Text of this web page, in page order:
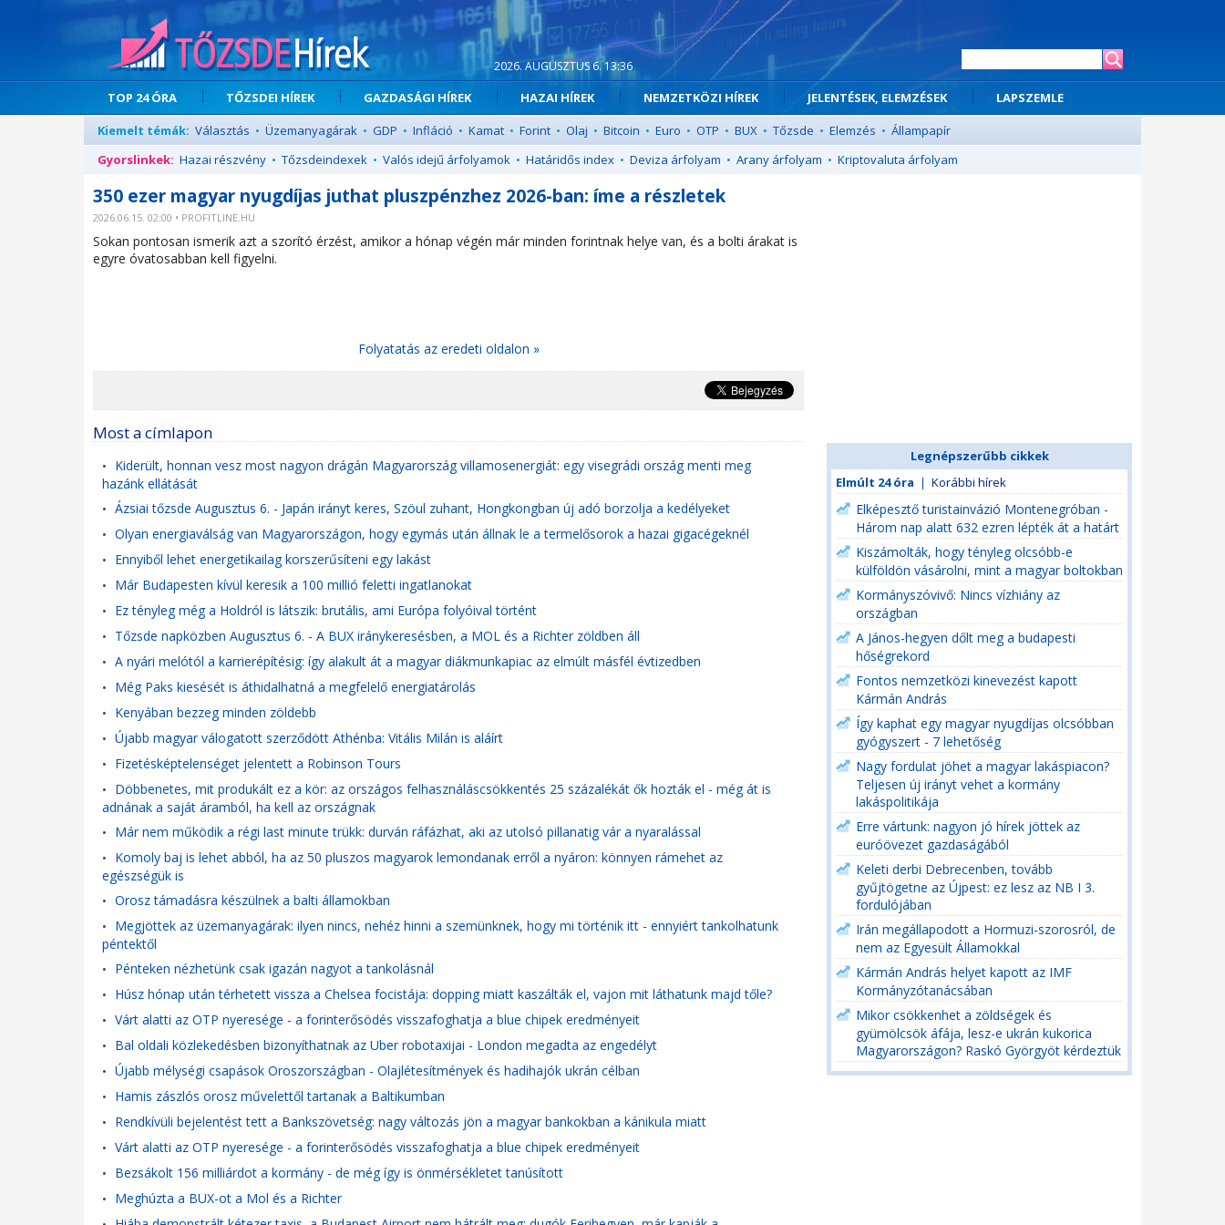
2026. AUGUSZTUS 6. 13:36
TOP 24 ÓRA TŐZSDEI HÍREK GAZDASÁGI HÍREK HAZAI HÍREK NEMZETKÖZI HÍREK JELENTÉSEK, ELEMZÉSEK
LAPSZEMLE
Kiemelt témák: Választás • Üzemanyagárak • GDP • Infláció • Kamat • Forint • Olaj • Bitcoin • Euro • OTP • BUX • Tőzsde • Elemzés • Állampapír
Gyorslinkek: Hazai részvény • Tőzsdeindexek • Valós idejű árfolyamok • Határidős index • Deviza árfolyam • Arany árfolyam • Kriptovaluta árfolyam
350 ezer magyar nyugdíjas juthat pluszpénzhez 2026-ban: íme a részletek
2026.06.15. 02:00 • PROFITLINE.HU
Sokan pontosan ismerik azt a szorító érzést, amikor a hónap végén már minden forintnak helye van, és a bolti árakat is
egyre óvatosabban kell figyelni.
Folyatatás az eredeti oldalon »
Most a címlapon
• Kiderült, honnan vesz most nagyon drágán Magyarország villamosenergiát: egy visegrádi ország menti meg
hazánk ellátását
• Ázsiai tőzsde Augusztus 6. - Japán irányt keres, Szöul zuhant, Hongkongban új adó borzolja a kedélyeket
• Olyan energiaválság van Magyarországon, hogy egymás után állnak le a termelősorok a hazai gigacégeknél
• Ennyiből lehet energetikailag korszerűsíteni egy lakást
• Már Budapesten kívül keresik a 100 millió feletti ingatlanokat
• Ez tényleg még a Holdról is látszik: brutális, ami Európa folyóival történt
• Tőzsde napközben Augusztus 6. - A BUX iránykeresésben, a MOL és a Richter zöldben áll
• A nyári melótól a karrierépítésig: így alakult át a magyar diákmunkapiac az elmúlt másfél évtizedben
• Még Paks kiesését is áthidalhatná a megfelelő energiatárolás
• Kenyában bezzeg minden zöldebb
• Újabb magyar válogatott szerződött Athénba: Vitális Milán is aláírt
• Fizetésképtelenséget jelentett a Robinson Tours
• Döbbenetes, mit produkált ez a kör: az országos felhasználáscsökkentés 25 százalékát ők hozták el - még át is
adnának a saját áramból, ha kell az országnak
• Már nem működik a régi last minute trükk: durván ráfázhat, aki az utolsó pillanatig vár a nyaralással
• Komoly baj is lehet abból, ha az 50 pluszos magyarok lemondanak erről a nyáron: könnyen rámehet az
egészségük is
• Orosz támadásra készülnek a balti államokban
• Megjöttek az üzemanyagárak: ilyen nincs, nehéz hinni a szemünknek, hogy mi történik itt - ennyiért tankolhatunk
péntektől
• Pénteken nézhetünk csak igazán nagyot a tankolásnál
• Húsz hónap után térhetett vissza a Chelsea focistája: dopping miatt kaszálták el, vajon mit láthatunk majd tőle?
• Várt alatti az OTP nyeresége - a forinterősödés visszafoghatja a blue chipek eredményeit
• Bal oldali közlekedésben bizonyíthatnak az Uber robotaxijai - London megadta az engedélyt
• Újabb mélységi csapások Oroszországban - Olajlétesítmények és hadihajók ukrán célban
• Hamis zászlós orosz művelettől tartanak a Baltikumban
• Rendkívüli bejelentést tett a Bankszövetség: nagy változás jön a magyar bankokban a kánikula miatt
• Várt alatti az OTP nyeresége - a forinterősödés visszafoghatja a blue chipek eredményeit
• Bezsákolt 156 milliárdot a kormány - de még így is önmérsékletet tanúsított
• Meghúzta a BUX-ot a Mol és a Richter
Legnépszerűbb cikkek
Elmúlt 24 óra | Korábbi hírek
Elképesztő turistainvázió Montenegróban -
Három nap alatt 632 ezren lépték át a határt
Kiszámolták, hogy tényleg olcsóbb-e
külföldön vásárolni, mint a magyar boltokban
Kormányszóvivő: Nincs vízhiány az
országban
A János-hegyen dőlt meg a budapesti
hőségrekord
Fontos nemzetközi kinevezést kapott
Kármán András
Így kaphat egy magyar nyugdíjas olcsóbban
gyógyszert - 7 lehetőség
Nagy fordulat jöhet a magyar lakáspiacon?
Teljesen új irányt vehet a kormány
lakáspolitikája
Erre vártunk: nagyon jó hírek jöttek az
euróövezet gazdaságából
Keleti derbi Debrecenben, tovább
gyűjtögetne az Újpest: ez lesz az NB I 3.
fordulójában
Irán megállapodott a Hormuzi-szorosról, de
nem az Egyesült Államokkal
Kármán András helyet kapott az IMF
Kormányzótanácsában
Mikor csökkenhet a zöldségek és
gyümölcsök áfája, lesz-e ukrán kukorica
Magyarországon? Raskó Györgyöt kérdeztük